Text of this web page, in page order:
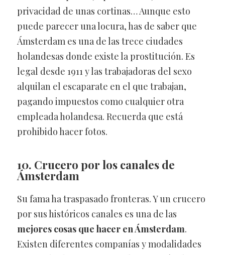
privacidad de unas cortinas… Aunque esto
puede parecer una locura, has de saber que
Ámsterdam es una de las trece ciudades
holandesas donde existe la prostitución. Es
legal desde 1911 y las trabajadoras del sexo
alquilan el escaparate en el que trabajan,
pagando impuestos como cualquier otra
empleada holandesa. Recuerda que está
prohibido hacer fotos.
10. Crucero por los canales de
Ámsterdam
Su fama ha traspasado fronteras. Y un crucero
por sus históricos canales es una de las
mejores cosas que hacer en Ámsterdam.
Existen diferentes companías y modalidades